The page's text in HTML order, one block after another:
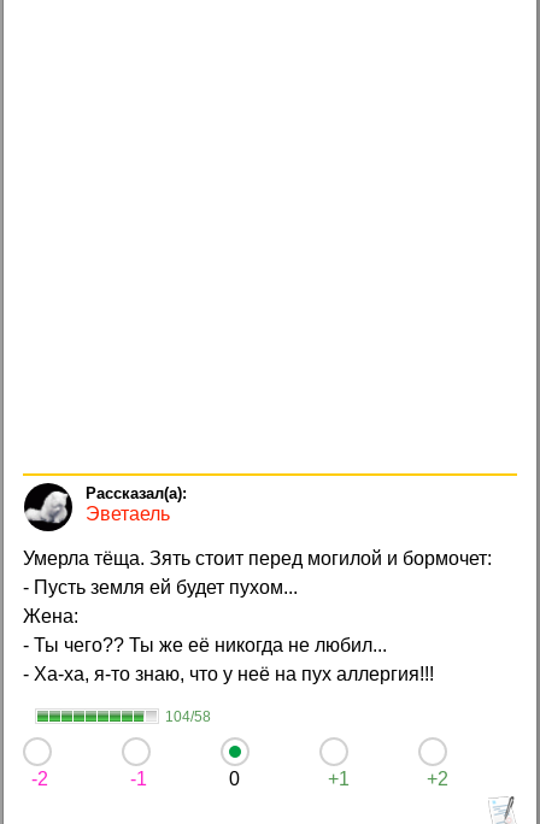
Эветаель
Умерла тёща. Зять стоит перед могилой и бормочет:
- Пусть земля ей будет пухом...
Жена:
- Ты чего?? Ты же её никогда не любил...
- Ха-ха, я-то знаю, что у неё на пух аллергия!!!
104/58
-2 -1 0 +1 +2